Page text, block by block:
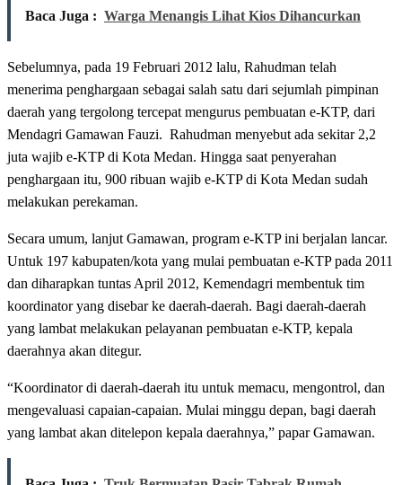
Baca Juga : Warga Menangis Lihat Kios Dihancurkan
Sebelumnya, pada 19 Februari 2012 lalu, Rahudman telah
menerima penghargaan sebagai salah satu dari sejumlah pimpinan
daerah yang tergolong tercepat mengurus pembuatan e-KTP, dari
Mendagri Gamawan Fauzi. Rahudman menyebut ada sekitar 2,2
juta wajib e-KTP di Kota Medan. Hingga saat penyerahan
penghargaan itu, 900 ribuan wajib e-KTP di Kota Medan sudah
melakukan perekaman.
Secara umum, lanjut Gamawan, program e-KTP ini berjalan lancar.
Untuk 197 kabupaten/kota yang mulai pembuatan e-KTP pada 2011
dan diharapkan tuntas April 2012, Kemendagri membentuk tim
koordinator yang disebar ke daerah-daerah. Bagi daerah-daerah
yang lambat melakukan pelayanan pembuatan e-KTP, kepala
daerahnya akan ditegur.
“Koordinator di daerah-daerah itu untuk memacu, mengontrol, dan
mengevaluasi capaian-capaian. Mulai minggu depan, bagi daerah
yang lambat akan ditelepon kepala daerahnya,” papar Gamawan.